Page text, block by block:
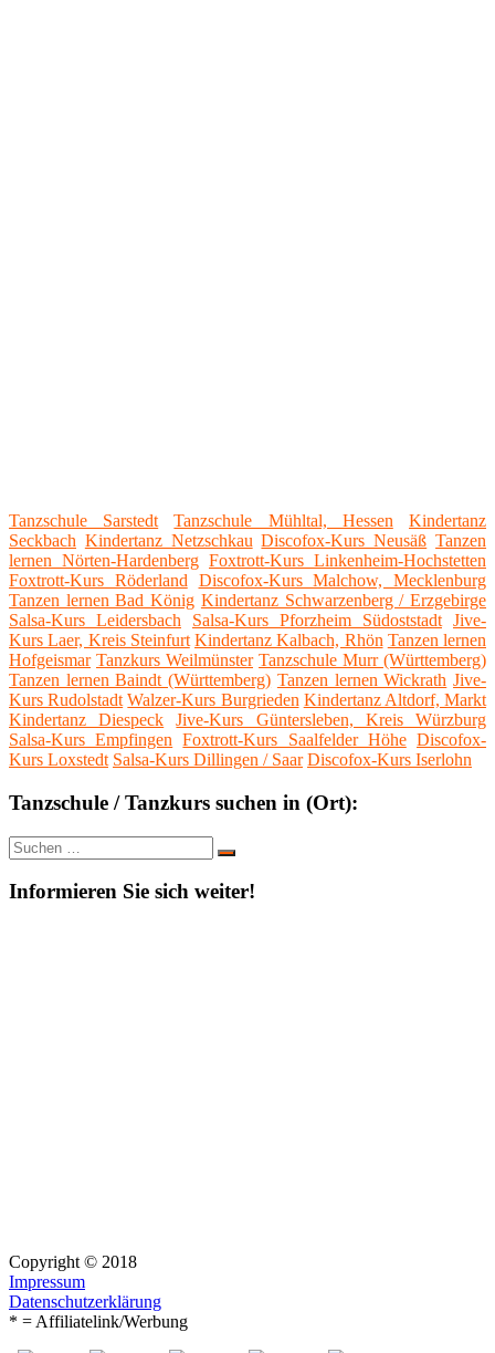
Tanzschule Sarstedt Tanzschule Mühltal, Hessen
Kindertanz
Seckbach Kindertanz Netzschkau Discofox-Kurs Neusäß Tanzen
lernen Nörten-Hardenberg Foxtrott-Kurs Linkenheim-Hochstetten
Foxtrott-Kurs Röderland
Discofox-Kurs Malchow, Mecklenburg
Tanzen lernen Bad König Kindertanz Schwarzenberg / Erzgebirge
Salsa-Kurs Leidersbach
Salsa-Kurs Pforzheim Südoststadt Jive-
Kurs Laer, Kreis Steinfurt Kindertanz Kalbach, Rhön Tanzen lernen
Hofgeismar Tanzkurs Weilmünster Tanzschule Murr (Württemberg)
Tanzen lernen Baindt (Württemberg) Tanzen lernen Wickrath Jive-
Kurs Rudolstadt Walzer-Kurs Burgrieden Kindertanz Altdorf, Markt
Kindertanz Diespeck
Jive-Kurs Güntersleben, Kreis Würzburg
Salsa-Kurs Empfingen
Foxtrott-Kurs Saalfelder Höhe Discofox-
Kurs Loxstedt Salsa-Kurs Dillingen / Saar Discofox-Kurs Iserlohn
Tanzschule / Tanzkurs suchen in (Ort):
Suche
nach:
Suchen
Informieren Sie sich weiter!
Copyright © 2018
Impressum
Datenschutzerklärung
* = Affiliatelink/Werbung